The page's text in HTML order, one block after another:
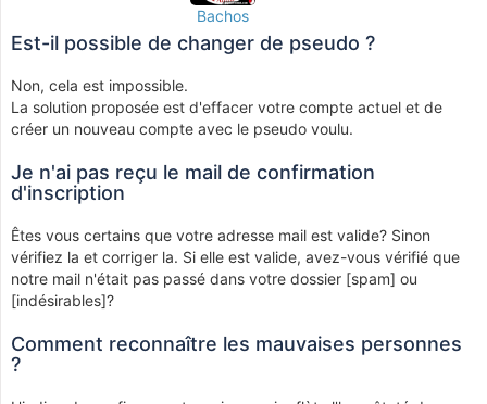
Bachos
Est-il possible de changer de pseudo ?
Non, cela est impossible.
La solution proposée est d'effacer votre compte actuel et de
créer un nouveau compte avec le pseudo voulu.
Je n'ai pas reçu le mail de confirmation
d'inscription
Êtes vous certains que votre adresse mail est valide? Sinon
vérifiez la et corriger la. Si elle est valide, avez-vous vérifié que
notre mail n'était pas passé dans votre dossier [spam] ou
[indésirables]?
Comment reconnaître les mauvaises personnes
?